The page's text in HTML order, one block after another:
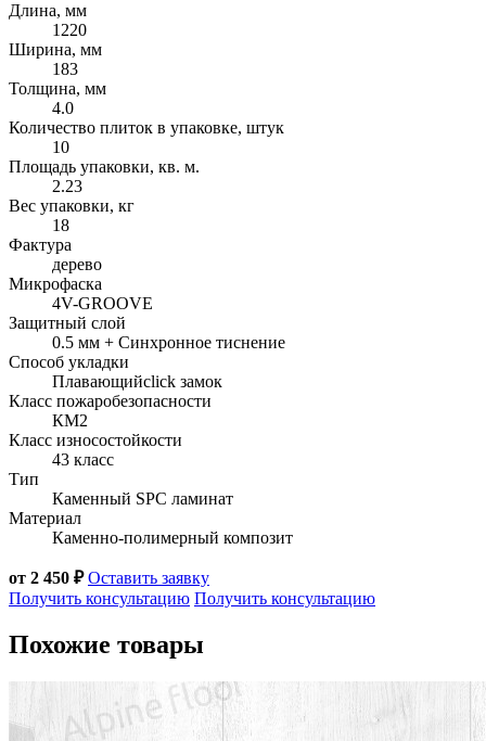
Длина, мм
1220
Ширина, мм
183
Толщина, мм
4.0
Количество плиток в упаковке, штук
10
Площадь упаковки, кв. м.
2.23
Вес упаковки, кг
18
Фактура
дерево
Микрофаска
4V-GROOVE
Защитный слой
0.5 мм + Cинхронное тиснение
Способ укладки
Плавающийclick замок
Класс пожаробезопасности
КМ2
Класс износостойкости
43 класс
Тип
Каменный SPC ламинат
Материал
Каменно-полимерный композит
от 2 450 ₽Оставить заявку
Получить консультацию Получить консультацию
Похожие товары